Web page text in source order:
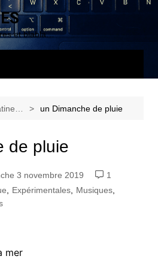
et blabla…
un Dimanche de pluie
de pluie
3 novembre 2019
1
Expérimentales, Musiques,
mer